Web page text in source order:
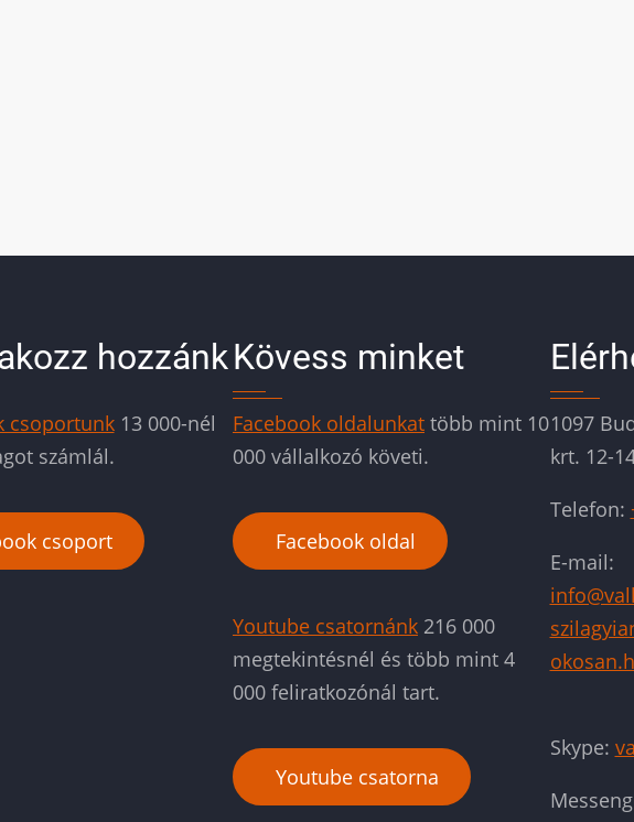
hozzánk
csoportunk13 000-nél
számlál.
csoport
Kövess minket
Facebook oldalunkat több mint 10
000 vállalkozó követi.
Facebook oldal
Youtube csatornánk 216 000
megtekintésnél és több mint 4
000 feliratkozónál tart.
Youtube csatorna
1097
krt. 12-
Telefon:
E-mail:
Skype: